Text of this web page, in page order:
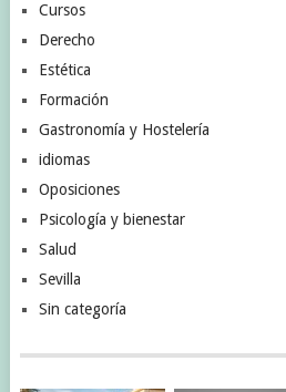
Cursos
Derecho
Estética
Formación
Gastronomía y Hostelería
idiomas
Oposiciones
Psicología y bienestar
Salud
Sevilla
Sin categoría